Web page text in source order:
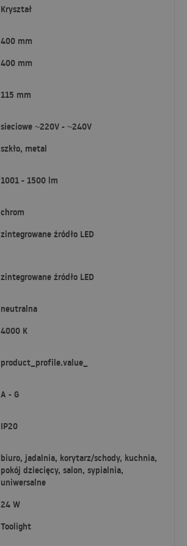
Kryształ
400 mm
400 mm
115 mm
sieciowe ~220V - ~240V
szkło, metal
1001 - 1500 lm
chrom
zintegrowane źródło LED
zintegrowane źródło LED
neutralna
4000 K
product_profile.value_
A - G
IP20
biuro, jadalnia, korytarz/schody, kuchnia,
pokój dziecięcy, salon, sypialnia,
uniwersalne
24 W
Toolight